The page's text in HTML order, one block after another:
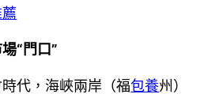
“門口”
代，海峽兩岸（福包養州）